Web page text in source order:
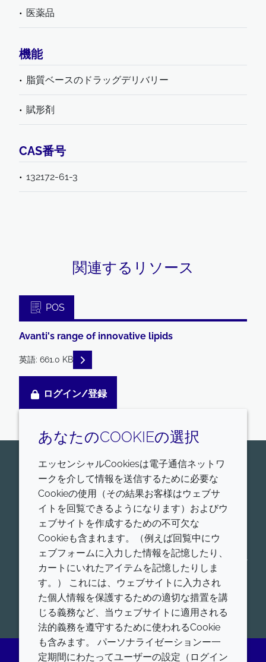
医薬品
機能
脂質ベースのドラッグデリバリー
賦形剤
CAS番号
132172-61-3
関連するリソース
POS
Avanti's range of innovative lipids
英語: 661.0 KB READ DESCRIPTIONS
ログイン/登録
お問い合わせはこちら
Croda Pharmaは、ヒトおよび動物に適用する、医薬
品賦形剤、ワクチンアジュバント、脂質送達システム
の世界的リーダーです。我々の薬物送達プラットフォ
ームの詳細をご覧ください。低分子送達、タンパク質
送達、核酸送達、アジュバントシステム、コンシュー
マーヘルスなど、ヒト用および動物用の各薬物送達プ
ラットフォームにおける製品を、幅広く提供していま
す。
開始
あなたのCOOKIEの選択
エッセンシャルCookiesは電子通信ネットワ
ークを介して情報を送信するために必要な
Cookieの使用（その結果お客様はウェブサ
イトを回覧できるようになります）およびウ
ェブサイトを作成するための不可欠な
Cookieも含まれます。（例えば回覧中にウ
ェブフォームに入力した情報を記憶したり、
カートにいれたアイテムを記憶したりしま
す。） これには、ウェブサイトに入力され
た個人情報を保護するための適切な措置を講
じる義務など、当ウェブサイトに適用される
法的義務を遵守するために使われるCookie
も含みます。 パーソナライゼーションー一
定期間にわたってユーザーの設定（ログイン